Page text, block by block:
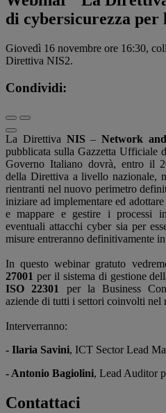
di cybersicurezza per
Giovedì 16 novembre ore 16:30,
Direttiva NIS2.
Condividi:
La Direttiva NIS – Network
pubblicata sulla Gazzetta Ufficiale
Governo Italiano dovrà, entro il
della Direttiva a livello nazionale,
rientranti nel nuovo perimetro
iniziare ad implementare ed
e mappare e gestire i processi
eventuali attacchi cyber sia per
misure entreranno definitivamente
In questo webinar gratuto
27001 per il sistema di gestione
ISO 22301 per la Business
aziende di tutti i settori coinvolti nel
Interverranno:
- Ilaria Savini, ICT Sector Lead
- Antonio Bagiolini, Lead Auditor
Contattaci